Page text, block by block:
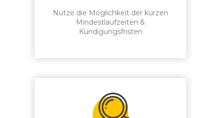
Nutze die Möglichkeit der kurzen
Mindestlaufzeiten &
Kündigungsfristen